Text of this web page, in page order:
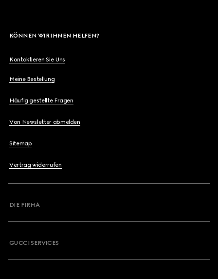
KÖNNEN WIR IHNEN HELFEN?
Kontaktieren Sie Uns
Meine Bestellung
Häufig gestellte Fragen
Von Newsletter abmelden
Sitemap
Vertrag widerrufen
DIE FIRMA
GUCCI SERVICES